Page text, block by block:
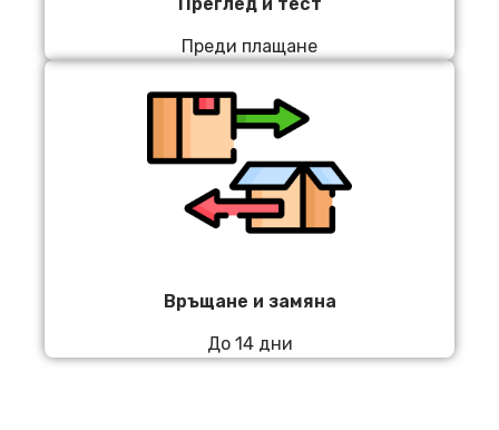
Преди плащане
Връщане и замяна
До 14 дни